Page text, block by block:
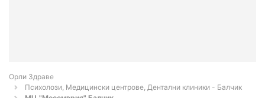
Орли Здраве
Психолози, Медицински центрове, Дентални клиники - Балчик